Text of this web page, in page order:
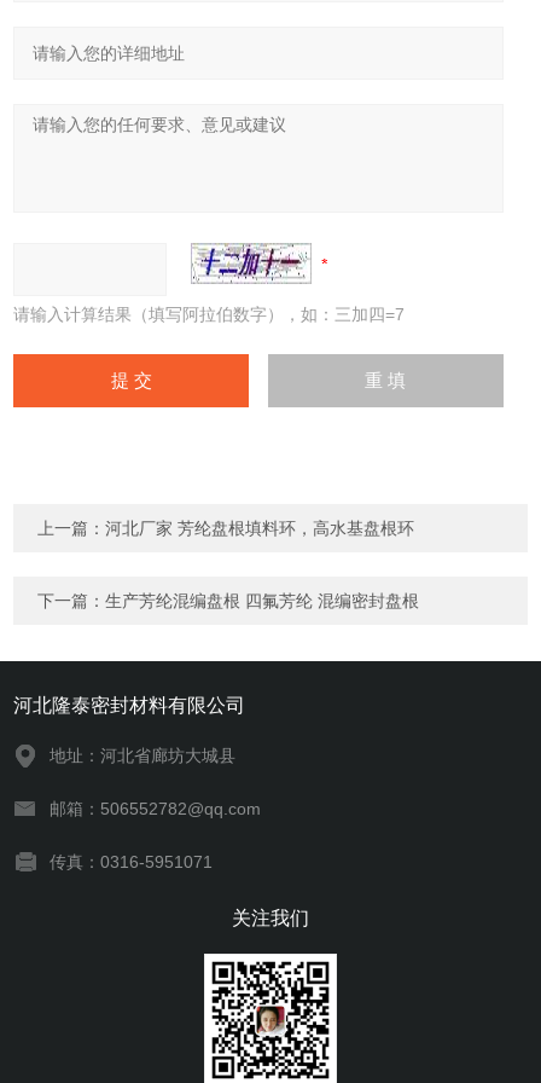
请输入计算结果（填写阿拉伯数字），如：三加四=7
上一篇：河北厂家 芳纶盘根填料环，高水基盘根环
下一篇：生产芳纶混编盘根 四氟芳纶 混编密封盘根
河北隆泰密封材料有限公司
地址：河北省廊坊大城县
邮箱：506552782@qq.com
传真：0316-5951071
关注我们